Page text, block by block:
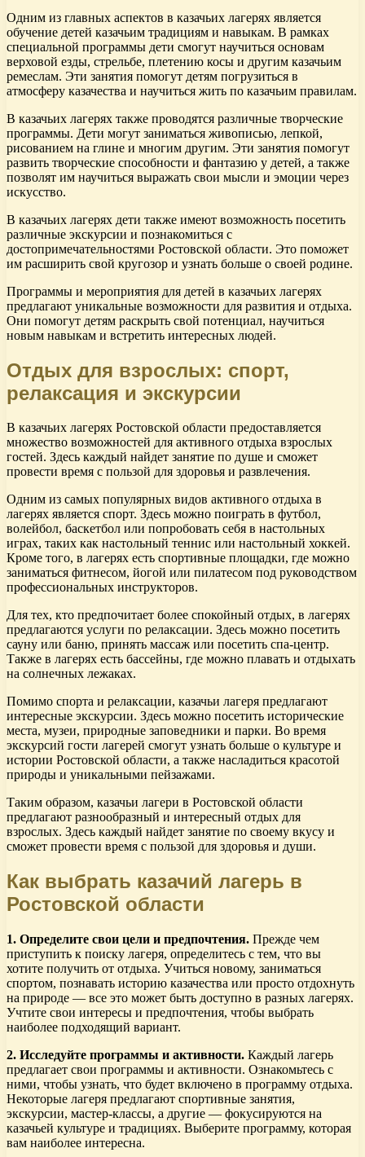
Одним из главных аспектов в казачьих лагерях является
обучение детей казачьим традициям и навыкам. В рамках
специальной программы дети смогут научиться основам
верховой езды, стрельбе, плетению косы и другим казачьим
ремеслам. Эти занятия помогут детям погрузиться в
атмосферу казачества и научиться жить по казачьим правилам.
В казачьих лагерях также проводятся различные творческие
программы. Дети могут заниматься живописью, лепкой,
рисованием на глине и многим другим. Эти занятия помогут
развить творческие способности и фантазию у детей, а также
позволят им научиться выражать свои мысли и эмоции через
искусство.
В казачьих лагерях дети также имеют возможность посетить
различные экскурсии и познакомиться с
достопримечательностями Ростовской области. Это поможет
им расширить свой кругозор и узнать больше о своей родине.
Программы и мероприятия для детей в казачьих лагерях
предлагают уникальные возможности для развития и отдыха.
Они помогут детям раскрыть свой потенциал, научиться
новым навыкам и встретить интересных людей.
Отдых для взрослых: спорт,
релаксация и экскурсии
В казачьих лагерях Ростовской области предоставляется
множество возможностей для активного отдыха взрослых
гостей. Здесь каждый найдет занятие по душе и сможет
провести время с пользой для здоровья и развлечения.
Одним из самых популярных видов активного отдыха в
лагерях является спорт. Здесь можно поиграть в футбол,
волейбол, баскетбол или попробовать себя в настольных
играх, таких как настольный теннис или настольный хоккей.
Кроме того, в лагерях есть спортивные площадки, где можно
заниматься фитнесом, йогой или пилатесом под руководством
профессиональных инструкторов.
Для тех, кто предпочитает более спокойный отдых, в лагерях
предлагаются услуги по релаксации. Здесь можно посетить
сауну или баню, принять массаж или посетить спа-центр.
Также в лагерях есть бассейны, где можно плавать и отдыхать
на солнечных лежаках.
Помимо спорта и релаксации, казачьи лагеря предлагают
интересные экскурсии. Здесь можно посетить исторические
места, музеи, природные заповедники и парки. Во время
экскурсий гости лагерей смогут узнать больше о культуре и
истории Ростовской области, а также насладиться красотой
природы и уникальными пейзажами.
Таким образом, казачьи лагери в Ростовской области
предлагают разнообразный и интересный отдых для
взрослых. Здесь каждый найдет занятие по своему вкусу и
сможет провести время с пользой для здоровья и души.
Как выбрать казачий лагерь в
Ростовской области
1. Определите свои цели и предпочтения. Прежде чем
приступить к поиску лагеря, определитесь с тем, что вы
хотите получить от отдыха. Учиться новому, заниматься
спортом, познавать историю казачества или просто отдохнуть
на природе — все это может быть доступно в разных лагерях.
Учтите свои интересы и предпочтения, чтобы выбрать
наиболее подходящий вариант.
2. Исследуйте программы и активности. Каждый лагерь
предлагает свои программы и активности. Ознакомьтесь с
ними, чтобы узнать, что будет включено в программу отдыха.
Некоторые лагеря предлагают спортивные занятия,
экскурсии, мастер-классы, а другие — фокусируются на
казачьей культуре и традициях. Выберите программу, которая
вам наиболее интересна.